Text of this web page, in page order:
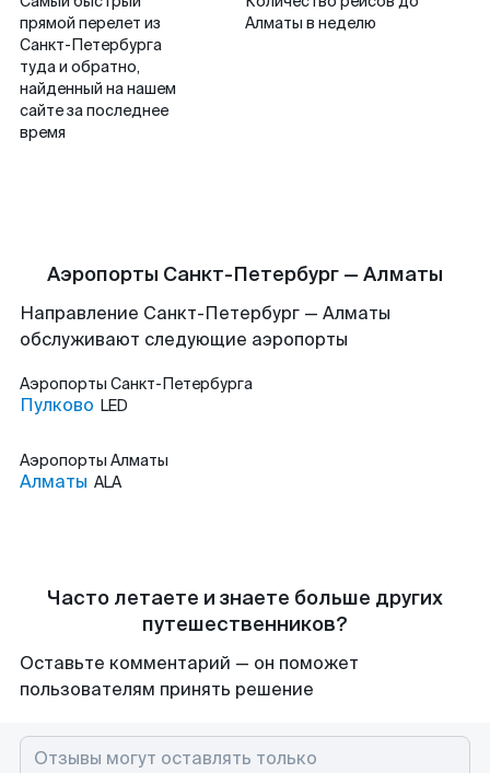
прямой перелет из
Санкт-Петербурга
туда и обратно,
найденный на нашем
сайте за последнее
время
Алматы в неделю
Аэропорты Санкт-Петербург — Алматы
Направление Санкт-Петербург — Алматы
обслуживают следующие аэропорты
Аэропорты Санкт-Петербурга
Пулково LED
Аэропорты Алматы
Алматы ALA
Часто летаете и знаете больше других
путешественников?
Оставьте комментарий — он поможет
пользователям принять решение